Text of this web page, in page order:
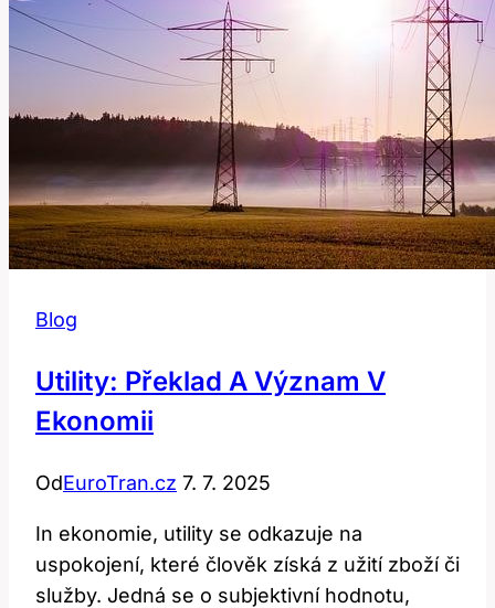
Blog
Utility: Překlad A Význam V
Ekonomii
OdEuroTran.cz 7. 7. 2025
In ekonomie, utility se odkazuje na
uspokojení, které člověk získá z užití zboží či
služby. Jedná se o subjektivní hodnotu,